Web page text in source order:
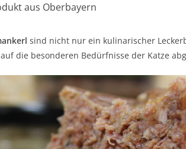
aus Oberbayern
sind nicht nur ein kulinarischer
die besonderen Bedürfnisse der Katze